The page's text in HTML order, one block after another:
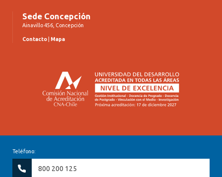
Sede Concepción
Ainavillo 456, Concepción
Contacto Mapa
Teléfono:
800 200 125